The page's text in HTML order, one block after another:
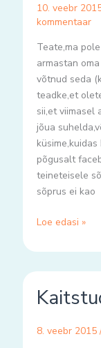
10. veebr
kommentaar
Teate,ma
armastan
võtnud seda
teadke,et
sii,et viimasel
jõua
põgusalt
teineteisele
sõprus ei kao
Loe edasi »
8. veebr 2015